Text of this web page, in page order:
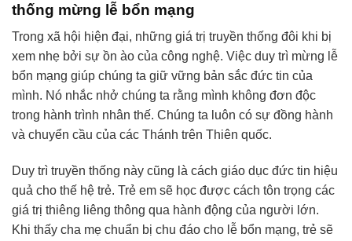
thống mừng lễ bổn mạng
Trong xã hội hiện đại, những giá trị truyền thống đôi khi bị
xem nhẹ bởi sự ồn ào của công nghệ. Việc duy trì mừng lễ
bổn mạng giúp chúng ta giữ vững bản sắc đức tin của
mình. Nó nhắc nhở chúng ta rằng mình không đơn độc
trong hành trình nhân thế. Chúng ta luôn có sự đồng hành
và chuyển cầu của các Thánh trên Thiên quốc.
Duy trì truyền thống này cũng là cách giáo dục đức tin hiệu
quả cho thế hệ trẻ. Trẻ em sẽ học được cách tôn trọng các
giá trị thiêng liêng thông qua hành động của người lớn.
Khi thấy cha mẹ chuẩn bị chu đáo cho lễ bổn mạng, trẻ sẽ